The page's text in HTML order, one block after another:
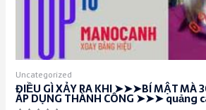
Uncategorized
ĐIỀU GÌ XẢY RA KHI ➤➤➤BÍ MẬT MÀ
ÁP DỤNG THÀNH CÔNG ➤➤➤ quảng